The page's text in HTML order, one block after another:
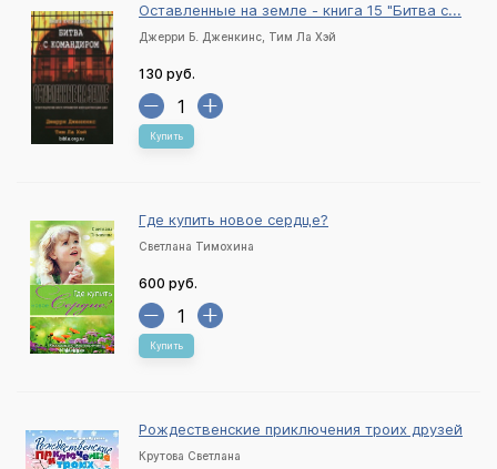
Оставленные на земле - книга 15 "Битва с...
Джерри Б. Дженкинс, Тим Ла Хэй
130 руб.
Купить
Где купить новое сердце?
Светлана Тимохина
600 руб.
Купить
Рождественские приключения троих друзей
Крутова Светлана